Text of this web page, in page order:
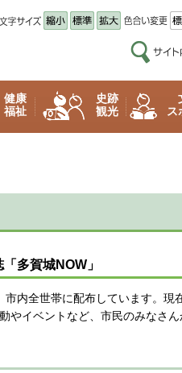
健康
福祉
史跡
観光
ス
多賀城NOW」
市内全世帯に配布しています。
やイベントなど、市民のみなさ